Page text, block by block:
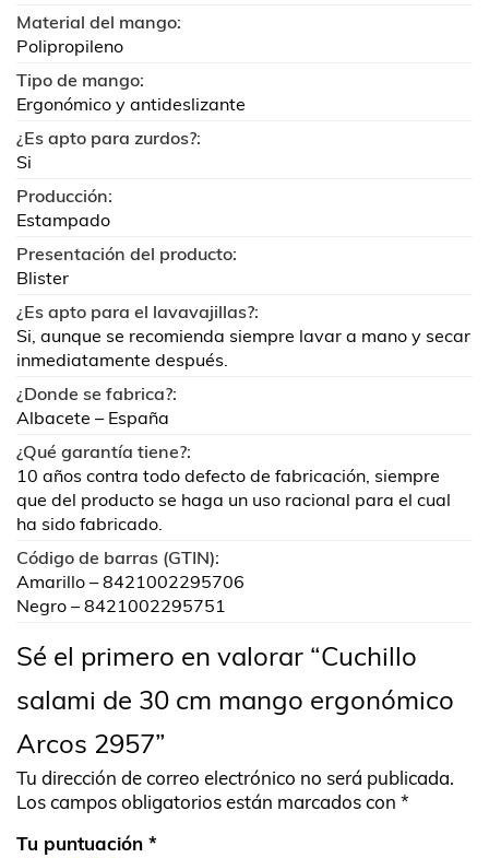
Material del mango:
Polipropileno
Tipo de mango:
Ergonómico y antideslizante
¿Es apto para zurdos?:
Si
Producción:
Estampado
Presentación del producto:
Blister
¿Es apto para el lavavajillas?:
Si, aunque se recomienda siempre lavar a mano y secar
inmediatamente después.
¿Donde se fabrica?:
Albacete – España
¿Qué garantía tiene?:
10 años contra todo defecto de fabricación, siempre
que del producto se haga un uso racional para el cual
ha sido fabricado.
Código de barras (GTIN):
Amarillo – 8421002295706
Negro – 8421002295751
Sé el primero en valorar “Cuchillo
salami de 30 cm mango ergonómico
Arcos 2957”
Tu dirección de correo electrónico no será publicada.
Los campos obligatorios están marcados con *
Tu puntuación *